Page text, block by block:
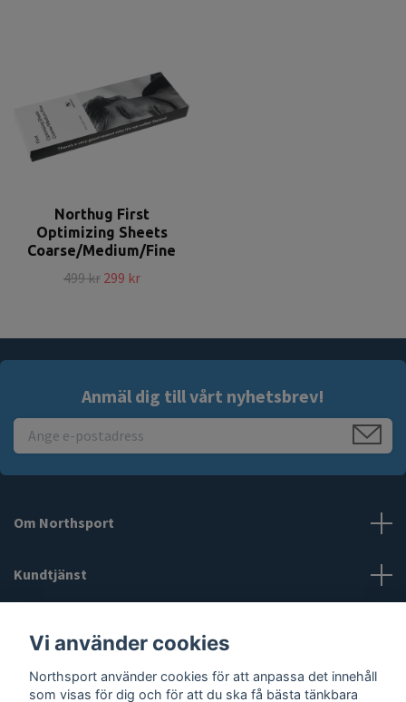
Northug First
Optimizing Sheets
Coarse/Medium/Fine
499 kr 299 kr
Anmäl dig till vårt nyhetsbrev!
Om Northsport
Kundtjänst
Sociala medier
Vi använder cookies
Northsport använder cookies för att anpassa det innehåll
som visas för dig och för att du ska få bästa tänkbara